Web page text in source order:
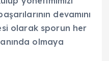
devamını
olarak sporun her
olmaya